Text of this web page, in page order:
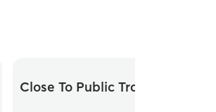
Close To Public Transit